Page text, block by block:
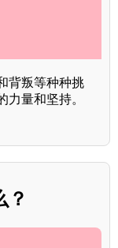
背叛等种种挑
量和坚持。
？